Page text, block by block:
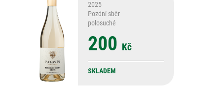
2025
Pozdní sběr
polosuché
200 Kč
SKLADEM